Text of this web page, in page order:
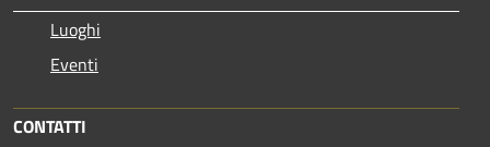
Luoghi
Eventi
CONTATTI